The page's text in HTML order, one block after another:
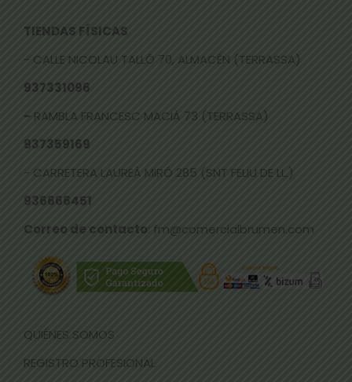
TIENDAS FÍSICAS
- CALLE NICOLAU TALLÓ 70, ALMACÉN (TERRASSA)
937331096
- RAMBLA FRANCESC MACIÀ 73 (TERRASSA)
937359169
- CARRETERA LAUREÀ MIRÓ 285 (SNT FELIU DE LL.)
936666451
Correo de contacto: fm@comercialbrumen.com
QUIÉNES SOMOS
REGISTRO PROFESIONAL